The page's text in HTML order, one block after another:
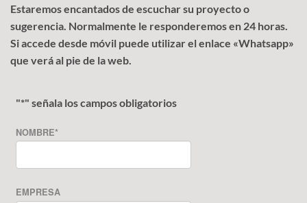
Estaremos encantados de escuchar su proyecto o
sugerencia. Normalmente le responderemos en 24 horas.
Si accede desde móvil puede utilizar el enlace «Whatsapp»
que verá al pie de la web.
"*" señala los campos obligatorios
NOMBRE*
EMPRESA